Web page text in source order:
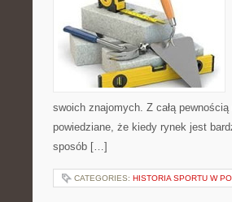
swoich znajomych. Z całą
powiedziane, że kiedy rynek jest
sposób […]
CATEGORIES: HISTORIA SPORTU W